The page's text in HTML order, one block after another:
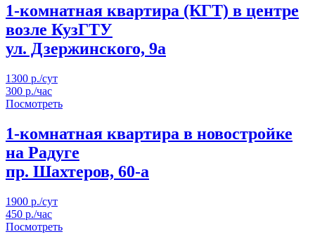
1-комнатная квартира (КГТ) в центре
возле КузГТУ
ул. Дзержинского, 9а
1300 р./сут
300 р./час
Посмотреть
1-комнатная квартира в новостройке
на Радуге
пр. Шахтеров, 60-а
1900 р./сут
450 р./час
Посмотреть